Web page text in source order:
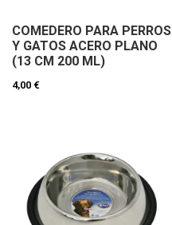
COMEDERO PARA PERROS
Y GATOS ACERO PLANO
(13 CM 200 ML)
4,00 €